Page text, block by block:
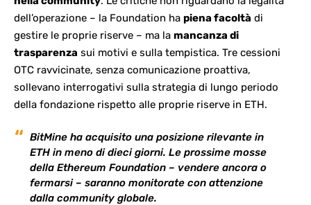
dell’operazione – la Foundation ha piena facoltà di
gestire le proprie riserve – ma la mancanza di
trasparenza sui motivi e sulla tempistica. Tre cessioni
OTC ravvicinate, senza comunicazione proattiva,
sollevano interrogativi sulla strategia di lungo periodo
della fondazione rispetto alle proprie riserve in ETH.
BitMine ha acquisito una posizione rilevante in
ETH in meno di dieci giorni. Le prossime mosse
della Ethereum Foundation – vendere ancora o
fermarsi – saranno monitorate con attenzione
dalla community globale.